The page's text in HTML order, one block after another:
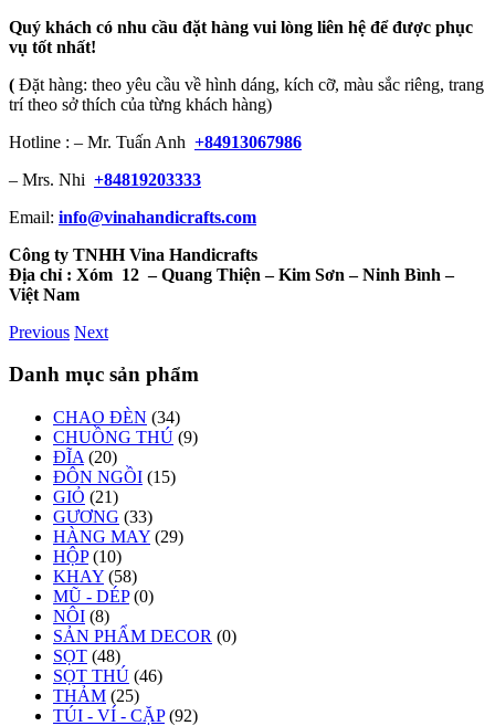
Quý khách có nhu cầu đặt hàng vui lòng liên hệ để được phục
vụ tốt nhất!
( Đặt hàng: theo yêu cầu về hình dáng, kích cỡ, màu sắc riêng, trang
trí theo sở thích của từng khách hàng)
Hotline : – Mr. Tuấn Anh +84913067986
– Mrs. Nhi +84819203333
Email: info@vinahandicrafts.com
Công ty TNHH Vina Handicrafts
Địa chỉ : Xóm 12 – Quang Thiện – Kim Sơn – Ninh Bình –
Việt Nam
Previous Next
Danh mục sản phẩm
CHAO ĐÈN (34)
CHUỒNG THÚ (9)
ĐĨA (20)
ĐÔN NGỒI (15)
GIỎ (21)
GƯƠNG (33)
HÀNG MAY (29)
HỘP (10)
KHAY (58)
MŨ - DÉP (0)
NÔI (8)
SẢN PHẨM DECOR (0)
SỌT (48)
SỌT THÚ (46)
THẢM (25)
TÚI - VÍ - CẶP (92)